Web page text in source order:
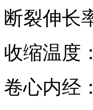
断裂伸长
收缩温度
卷心内经